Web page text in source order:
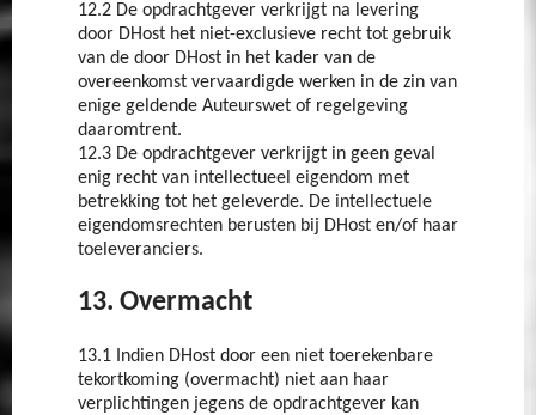
12.2 De opdrachtgever verkrijgt na levering
door DHost het niet-exclusieve recht tot gebruik
van de door DHost in het kader van de
overeenkomst vervaardigde werken in de zin van
enige geldende Auteurswet of regelgeving
daaromtrent.
12.3 De opdrachtgever verkrijgt in geen geval
enig recht van intellectueel eigendom met
betrekking tot het geleverde. De intellectuele
eigendomsrechten berusten bij DHost en/of haar
toeleveranciers.
13. Overmacht
13.1 Indien DHost door een niet toerekenbare
tekortkoming (overmacht) niet aan haar
verplichtingen jegens de opdrachtgever kan